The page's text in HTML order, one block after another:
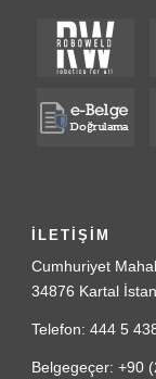
İLETİŞİM
Cumhuriyet
34876 Kartal
Telefon: 444 5
Belgegeçer: +90